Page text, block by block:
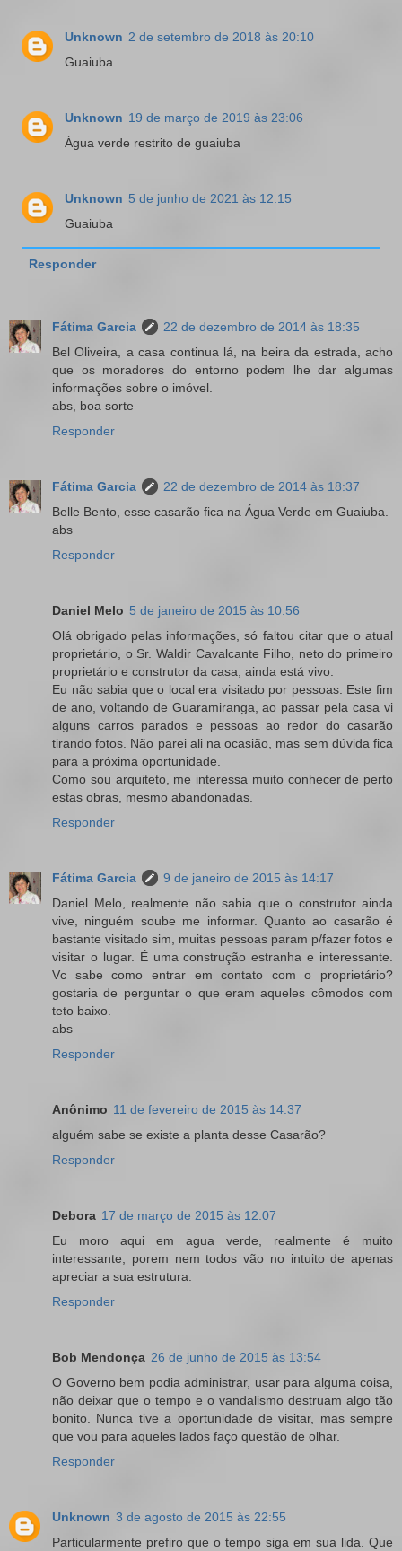
Unknown 2 de setembro de 2018 às 20:10
Guaiuba
Unknown 19 de março de 2019 às 23:06
Água verde restrito de guaiuba
Unknown 5 de junho de 2021 às 12:15
Guaiuba
Responder
Fátima Garcia
22 de dezembro de 2014 às 18:35
Bel Oliveira, a casa continua lá, na beira da estrada, acho
que os moradores do entorno podem lhe dar algumas
informações sobre o imóvel.
abs, boa sorte
Responder
Fátima Garcia
22 de dezembro de 2014 às 18:37
Belle Bento, esse casarão fica na Água Verde em Guaiuba.
abs
Responder
Daniel Melo 5 de janeiro de 2015 às 10:56
Olá obrigado pelas informações, só faltou citar que o atual
proprietário, o Sr. Waldir Cavalcante Filho, neto do primeiro
proprietário e construtor da casa, ainda está vivo.
Eu não sabia que o local era visitado por pessoas. Este fim
de ano, voltando de Guaramiranga, ao passar pela casa vi
alguns carros parados e pessoas ao redor do casarão
tirando fotos. Não parei ali na ocasião, mas sem dúvida fica
para a próxima oportunidade.
Como sou arquiteto, me interessa muito conhecer de perto
estas obras, mesmo abandonadas.
Responder
Fátima Garcia
9 de janeiro de 2015 às 14:17
Daniel Melo, realmente não sabia que o construtor ainda
vive, ninguém soube me informar. Quanto ao casarão é
bastante visitado sim, muitas pessoas param p/fazer fotos e
visitar o lugar. É uma construção estranha e interessante.
Vc sabe como entrar em contato com o proprietário?
gostaria de perguntar o que eram aqueles cômodos com
teto baixo.
abs
Responder
Anônimo 11 de fevereiro de 2015 às 14:37
alguém sabe se existe a planta desse Casarão?
Responder
Debora 17 de março de 2015 às 12:07
Eu moro aqui em agua verde, realmente é muito
interessante, porem nem todos vão no intuito de apenas
apreciar a sua estrutura.
Responder
Bob Mendonça 26 de junho de 2015 às 13:54
O Governo bem podia administrar, usar para alguma coisa,
não deixar que o tempo e o vandalismo destruam algo tão
bonito. Nunca tive a oportunidade de visitar, mas sempre
que vou para aqueles lados faço questão de olhar.
Responder
Unknown 3 de agosto de 2015 às 22:55
Particularmente prefiro que o tempo siga em sua lida. Que